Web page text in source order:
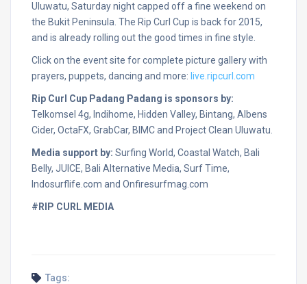
Uluwatu, Saturdaynight capped off a fine weekend on
the Bukit Peninsula. The Rip Curl Cup is back for 2015,
and is already rolling out the good times in fine style.
Click on the event site for complete picture gallery with
prayers, puppets, dancing and more: live.ripcurl.com
Rip Curl Cup Padang Padang is sponsors by:
Telkomsel 4g, Indihome, Hidden Valley, Bintang, Albens
Cider, OctaFX, GrabCar, BIMC and Project Clean Uluwatu.
Media support by: Surfing World, Coastal Watch, Bali
Belly, JUICE, Bali Alternative Media, Surf Time,
Indosurflife.com and Onfiresurfmag.com
# RIP CURL MEDIA
Tags: